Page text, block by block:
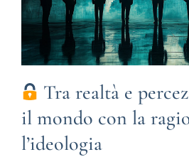
Tra realtà e
il mondo con la
l’ideologia